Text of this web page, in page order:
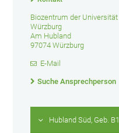
Biozentrum der Universität
Würzburg
Am Hubland
97074 Würzburg
E-Mail
Suche Ansprechperson
Hubland Süd, Geb. B1